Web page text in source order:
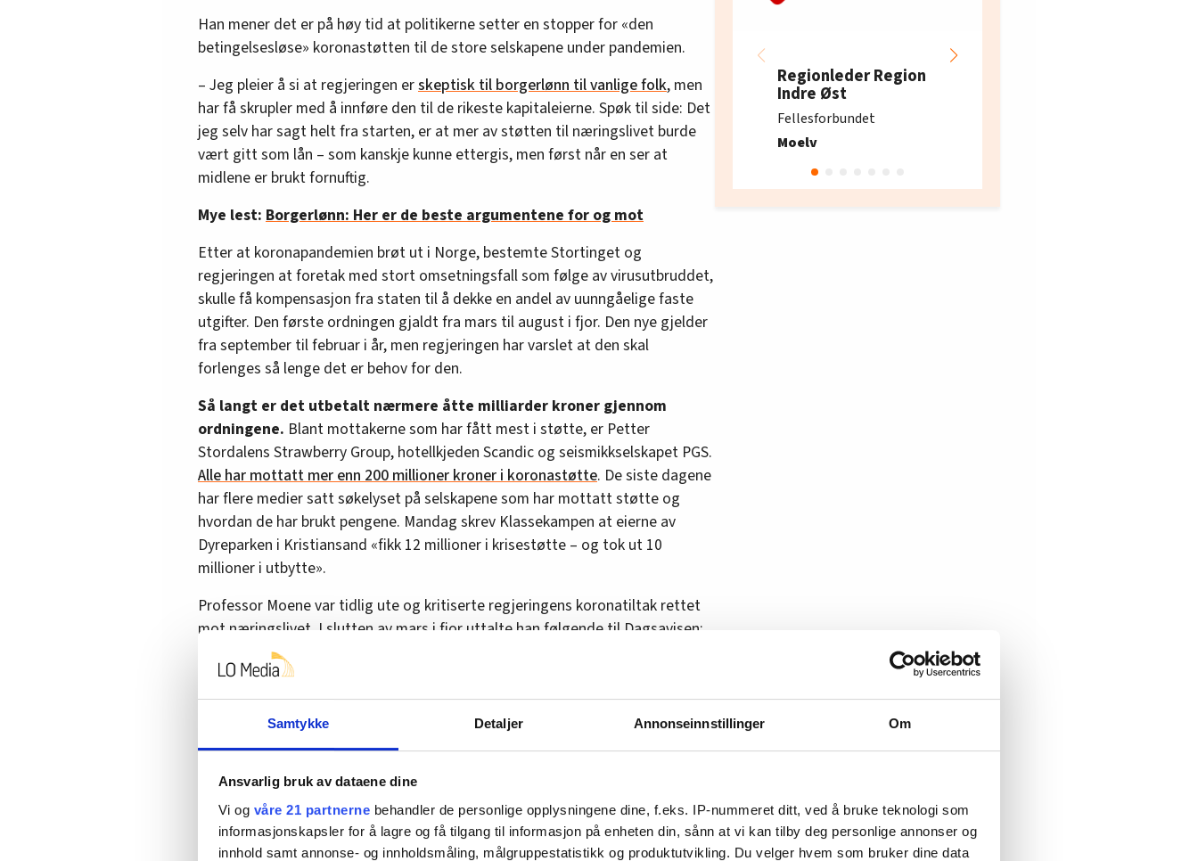
Samtykke Detaljer Annonseinnstillinger Om
Ansvarlig bruk av dataene dine
Vi og våre 21 partnerne behandler de personlige opplysningene dine, f.eks. IP-nummeret ditt, ved å bruke teknologi som
informasjonskapsler for å lagre og få tilgang til informasjon på enheten din, sånn at vi kan tilby deg personlige annonser og
innhold samt annonse- og innholdsmåling, målgruppestatistikk og produktutvikling. Du velger hvem som bruker dine data
Han mener det er på høy tid at politikerne setter en stopper for «den
betingelsesløse» koronastøtten til de store selskapene under pandemien.
– Jeg pleier å si at regjeringen erskeptisk til borgerlønn til vanlige folk, men
har få skrupler med å innføre den til de rikeste kapitaleierne. Spøk til side: Det
jeg selv har sagt helt fra starten, er at mer av støtten til næringslivet burde
vært gitt som lån – som kanskje kunne ettergis, men først når en ser at
midlene er brukt fornuftig.
Mye lest: Borgerlønn: Her er de beste argumentene for og mot
Etter at koronapandemien brøt ut i Norge, bestemte Stortinget og
regjeringen at foretak med stort omsetningsfall som følge av virusutbruddet,
skulle få kompensasjon fra staten til å dekke en andel av uunngåelige faste
utgifter. Den første ordningen gjaldt fra mars til august i fjor. Den nye gjelder
fra september til februar i år, men regjeringen har varslet at den skal
forlenges så lenge det er behov for den.
Så langt er det utbetalt nærmere åtte milliarder kroner gjennom
ordningene. Blant mottakerne som har fått mest i støtte, er Petter
Stordalens Strawberry Group, hotellkjeden Scandic og seismikkselskapet PGS.
Alle har mottatt mer enn 200 millioner kroner i koronastøtte. De siste dagene
har flere medier satt søkelyset på selskapene som har mottatt støtte og
hvordan de har brukt pengene. Mandag skrev Klassekampen at eierne av
Dyreparken i Kristiansand «fikk 12 millioner i krisestøtte – og tok ut 10
millioner i utbytte».
Professor Moene var tidlig ute og kritiserte regjeringens koronatiltak rettet
mot næringslivet. I slutten av mars i fjor uttalte han følgende til Dagsavisen:
«Det første enhver regjering tenker på, er hva som er problemet til deres
beste venner» og «det er alltid lettest å tyne den lille mann.»
Moene mener de store selskapene heller burde fått lån enn kontantstøtte fra
– Jeg mener en heller burde gitt lån, med en intensjon om at lånet kan
arbeidsplasser. Slik ordningene er i dag, godtar staten at bedrifter kan betale
ut hele beløpet til aksjonærer. Det er helt absurd, sier Moene.
Regionleder Region
Indre Øst
Fellesforbundet
Moelv